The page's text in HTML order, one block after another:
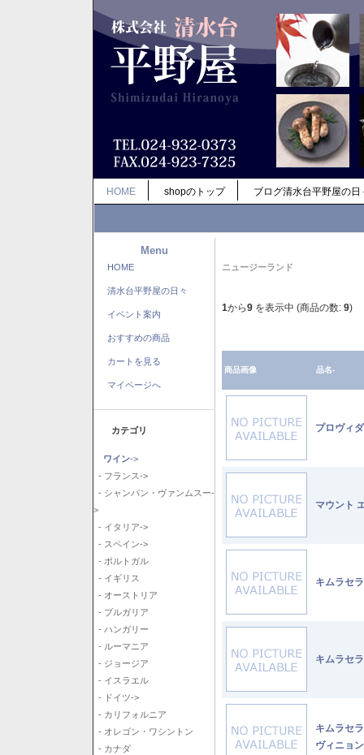
HOME shopのトップ ブログ清水台平野屋の日
Menu
HOME
清水台平野屋の日々
イベント案内
おすすめの商品
カートを見る
マイページへ
カテゴリ
ワイン->
- フランス->
- シャンパン・ヴァンムスー-
>
- イタリア->
- スペイン->
- ポルトガル
- イギリス
- オーストリア
- ブルガリア
- ハンガリー
- ルーマニア
- ジョージア
- イスラエル
- ドイツ->
- カリフォルニア
- オレゴン・ワシントン
- カナダ
ニュージーランド
1から9 を表示中 (商品の数: 9)
商品画像 品名-
プロヴィ
マウント
キムラセ
キムラセ
キムラセ
ヴィニョ